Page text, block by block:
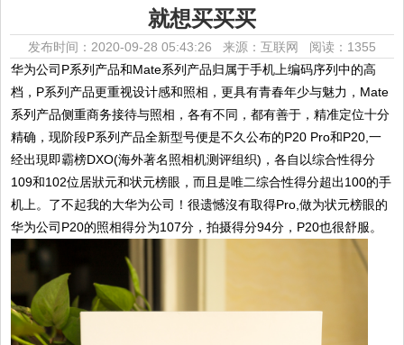
就想买买买
发布时间：2020-09-28 05:43:26 来源：互联网 阅读：1355
华为公司P系列产品和Mate系列产品归属于手机上编码序列中的高
档，P系列产品更重视设计感和照相，更具有青春年少与魅力，Mate
系列产品侧重商务接待与照相，各有不同，都有善于，精准定位十分
精确，现阶段P系列产品全新型号便是不久公布的P20 Pro和P20,一
经出現即霸榜DXO(海外著名照相机测评组织)，各自以综合性得分
109和102位居狀元和状元榜眼，而且是唯二综合性得分超出100的手
机上。了不起我的大华为公司！很遗憾沒有取得Pro,做为状元榜眼的
华为公司P20的照相得分为107分，拍摄得分94分，P20也很舒服。